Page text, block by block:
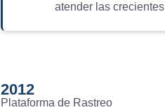
atender las
2012
Plataforma de Rastreo